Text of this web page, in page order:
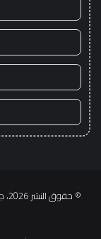
© حقوق النشر 2026، جميع الحقوق محفوظة |